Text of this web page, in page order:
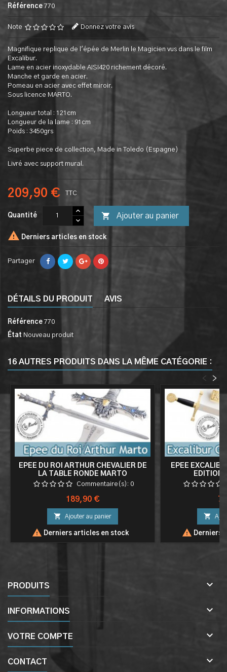
Référence 770
Note Donnez votre avis
Magnifique replique de l'épée de Merlin le Magicien vus dans le film
Excalibur.
Lame en acier inoxydable AISI420 richement décoré.
Manche et garde en acier.
Pomeau en acier avec effet miroir.
Sous licence MARTO.
Longueur total : 121cm
Longueur de la lame : 91cm
Poids : 3450grs
Superbe piece de collection, Made in Toledo (Espagne)
Livré avec support mural.
209,90 € TTC
Quantité  Ajouter au panier
 Derniers articles en stock
Partager
DÉTAILS DU PRODUIT AVIS
Référence 770
État Nouveau produit
16 AUTRES PRODUITS DANS LA MÊME CATÉGORIE :
>
<
EPEE DU ROI ARTHUR CHEVALIER DE
LA TABLE RONDE MARTO
Commentaire(s): 0
Prix
189,90 €
 Ajouter au panier
 Derniers articles en stock
EPEE
EDITION

 Derniers
PRODUITS 
INFORMATIONS 
VOTRE COMPTE 
CONTACT 